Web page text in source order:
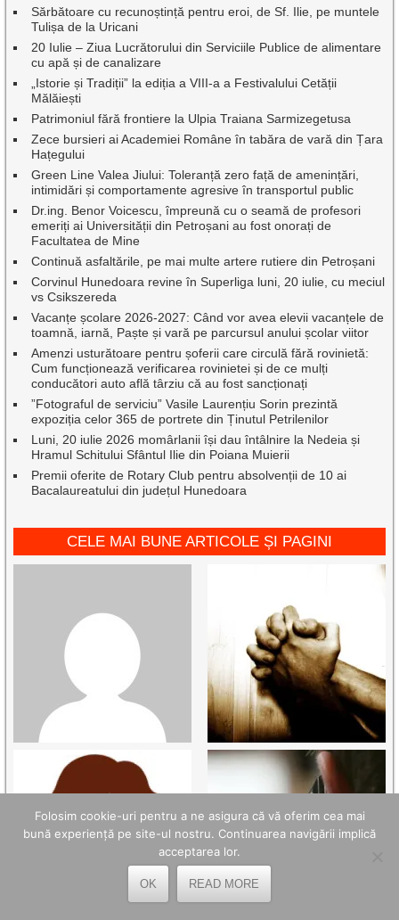
Sărbătoare cu recunoștință pentru eroi, de Sf. Ilie, pe muntele
Tulișa de la Uricani
20 Iulie – Ziua Lucrătorului din Serviciile Publice de alimentare
cu apă și de canalizare
„Istorie și Tradiții” la ediția a VIII-a a Festivalului Cetății
Mălăiești
Patrimoniul fără frontiere la Ulpia Traiana Sarmizegetusa
Zece bursieri ai Academiei Române în tabăra de vară din Țara
Hațegului
Green Line Valea Jiului: Toleranță zero față de amenințări,
intimidări și comportamente agresive în transportul public
Dr.ing. Benor Voicescu, împreună cu o seamă de profesori
emeriți ai Universității din Petroșani au fost onorați de
Facultatea de Mine
Continuă asfaltările, pe mai multe artere rutiere din Petroșani
Corvinul Hunedoara revine în Superliga luni, 20 iulie, cu meciul
vs Csikszereda
Vacanțe școlare 2026-2027: Când vor avea elevii vacanțele de
toamnă, iarnă, Paște și vară pe parcursul anului școlar viitor
Amenzi usturătoare pentru șoferii care circulă fără rovinietă:
Cum funcționează verificarea rovinietei și de ce mulți
conducători auto află târziu că au fost sancționați
”Fotograful de serviciu” Vasile Laurențiu Sorin prezintă
expoziția celor 365 de portrete din Ținutul Petrilenilor
Luni, 20 iulie 2026 momârlanii își dau întâlnire la Nedeia și
Hramul Schitului Sfântul Ilie din Poiana Muierii
Premii oferite de Rotary Club pentru absolvenții de 10 ai
Bacalaureatului din județul Hunedoara
CELE MAI BUNE ARTICOLE ȘI PAGINI
Folosim cookie-uri pentru a ne asigura că vă oferim cea mai
bună experiență pe site-ul nostru. Continuarea navigării implică
acceptarea lor.
OK READ MORE